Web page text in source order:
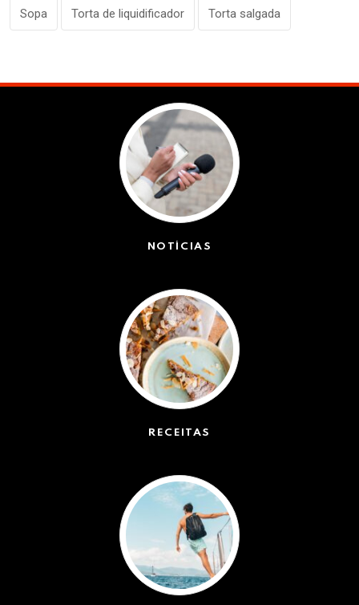
Sopa Torta de liquidificador Torta salgada
NOTÍCIAS
RECEITAS